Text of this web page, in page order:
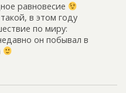
равновесие
в этом году
по миру:
он побывал в